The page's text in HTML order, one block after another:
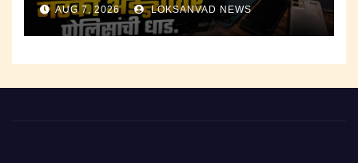
AUG 7, 2026 LOKSANVAD NEWS